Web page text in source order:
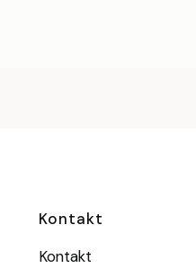
Linki w
Kontakt
Kontakt